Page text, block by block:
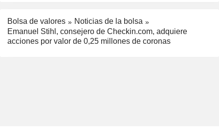
Bolsa de valores
Noticias de la bolsa
Emanuel Stihl, consejero de Checkin.com, adquiere
acciones por valor de 0,25 millones de coronas